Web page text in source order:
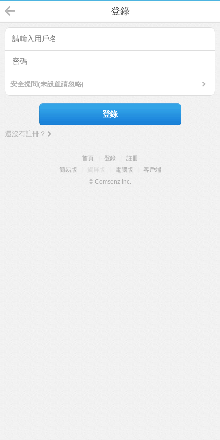
登錄
安全提問(未設置請忽略)
登錄
還沒有註冊？
首頁 登錄
註冊
簡易版
觸屏版 電腦版
客戶端
© Comsenz Inc.